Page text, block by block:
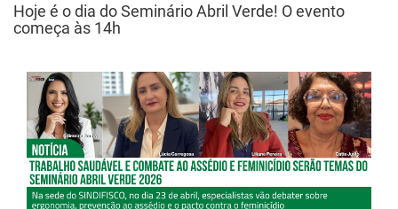
Hoje é o dia do Seminário Abril Verde! O evento
começa às 14h